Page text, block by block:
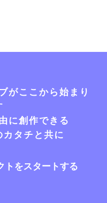
がここから始まり
に創作できる
タチと共に
トをスタートする